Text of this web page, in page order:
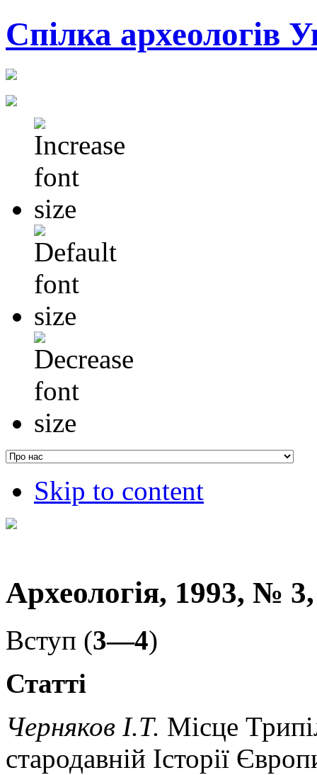
Cпілка археологів
Skip to content
Археологія, 1993, № 3,
Вступ (3—4)
Статті
Черняков І.Т. Місце
стародавній Історії